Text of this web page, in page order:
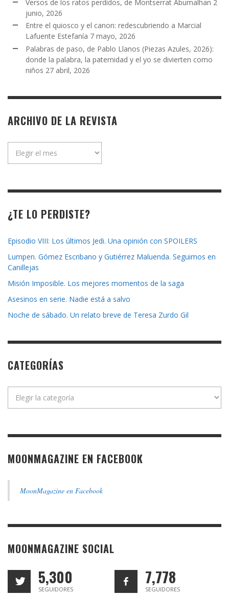
Versos de los ratos perdidos, de Montserrat Abumalhan 2
junio, 2026
Entre el quiosco y el canon: redescubriendo a Marcial
Lafuente Estefanía 7 mayo, 2026
Palabras de paso, de Pablo Llanos (Piezas Azules, 2026):
donde la palabra, la paternidad y el yo se divierten como
niños 27 abril, 2026
ARCHIVO DE LA REVISTA
¿TE LO PERDISTE?
Episodio VIII: Los últimos Jedi. Una opinión con SPOILERS
Lumpen. Gómez Escribano y Gutiérrez Maluenda. Seguimos en
Canillejas
Misión Imposible. Los mejores momentos de la saga
Asesinos en serie. Nadie está a salvo
Noche de sábado. Un relato breve de Teresa Zurdo Gil
CATEGORÍAS
MOONMAGAZINE EN FACEBOOK
MoonMagazine en Facebook
MOONMAGAZINE SOCIAL
5,300
SEGUIDORES
7,778
SEGUIDORES